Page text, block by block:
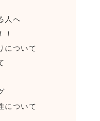
人へ
！
について
について